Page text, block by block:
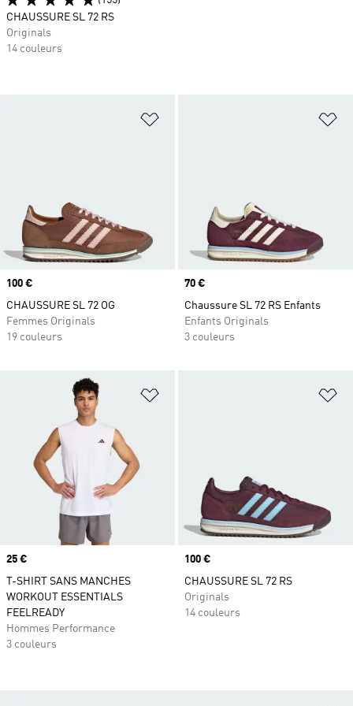
Ajouter à la Liste de produits
Prix
100 €
CHAUSSURE SL 72 OG
Femmes Originals
19 couleurs
Prix
70 €
Chaussure SL 72 RS Enfants
Enfants Originals
3 couleurs
Ajouter à la Liste de produits
Prix
25 €
T-SHIRT SANS MANCHES
WORKOUT ESSENTIALS
FEELREADY
Hommes Performance
3 couleurs
Prix
100 €
CHAUSSURE SL 72 RS
Originals
14 couleurs
CHAUSSURE SL 72 RS
Originals
14 couleurs